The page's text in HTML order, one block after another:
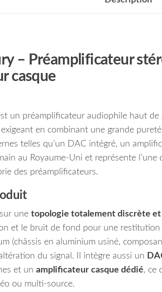
– Préamplificateur
casque
un préamplificateur audiophile haut de
en combinant une grande
telles qu’un DAC intégré, un
au Royaume-Uni et représente
des préamplificateurs.
une topologie totalement discrète
et le bruit de fond pour une restitution
(châssis en aluminium usiné,
du signal. Il intègre aussi un
et un amplificateur casque dédié, ce
ou multi-source.